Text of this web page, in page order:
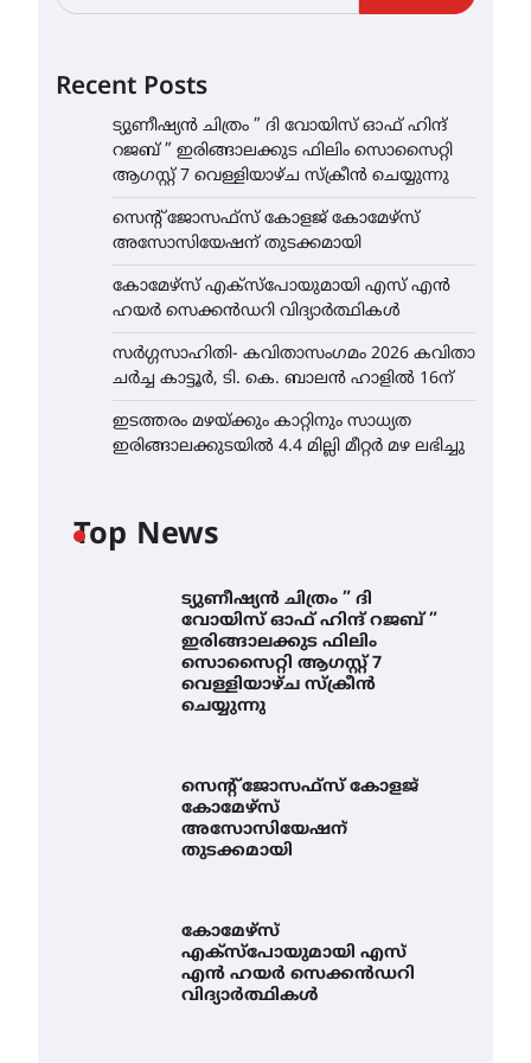
Recent Posts
ട്യുണീഷ്യൻ ചിത്രം ” ദി വോയിസ് ഓഫ് ഹിന്ദ്
റജബ് ” ഇരിങ്ങാലക്കുട ഫിലിം സൊസൈറ്റി
ആഗസ്റ്റ് 7 വെള്ളിയാഴ്ച സ്‌ക്രീൻ ചെയ്യുന്നു
സെന്റ് ജോസഫ്സ് കോളജ് കോമേഴ്‌സ്
അസോസിയേഷന് തുടക്കമായി
കോമേഴ്സ് എക്സ്പോയുമായി എസ് എൻ
ഹയർ സെക്കൻഡറി വിദ്യാർത്ഥികൾ
സർഗ്ഗസാഹിതി- കവിതാസംഗമം 2026 കവിതാ
ചർച്ച കാട്ടൂർ, ടി. കെ. ബാലൻ ഹാളിൽ 16ന്
ഇടത്തരം മഴയ്ക്കും കാറ്റിനും സാധ്യത
ഇരിങ്ങാലക്കുടയിൽ 4.4 മില്ലി മീറ്റർ മഴ ലഭിച്ചു
Top News
ട്യുണീഷ്യൻ ചിത്രം ” ദി
വോയിസ് ഓഫ് ഹിന്ദ് റജബ് ”
ഇരിങ്ങാലക്കുട ഫിലിം
സൊസൈറ്റി ആഗസ്റ്റ് 7
വെള്ളിയാഴ്ച സ്‌ക്രീൻ
ചെയ്യുന്നു
സെന്റ് ജോസഫ്സ് കോളജ്
കോമേഴ്‌സ്
അസോസിയേഷന്
തുടക്കമായി
കോമേഴ്സ്
എക്സ്പോയുമായി എസ്
എൻ ഹയർ സെക്കൻഡറി
വിദ്യാർത്ഥികൾ